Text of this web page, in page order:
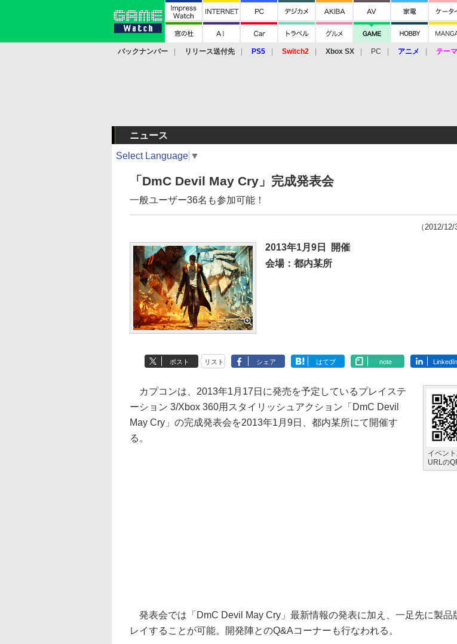
バックナンバー リリース送付先 PS5 Switch2 Xbox SX PC アニメ テー
ニュース
Select Language ▼
「DmC Devil May Cry」完成発表会
一般ユーザー36名も参加可能！
（2012/12/
2013年1月9日
開催
会場：都内某所
ポスト リスト シェア はてブ note LinkedIn
イベン
URLの
カプコンは、2013年1月17日に発売を予定しているプレイステ
ーション 3/Xbox 360用スタイリッシュアクション「DmC Devil
May Cry」の完成発表会を2013年1月9日、都内某所にて開催す
る。
発表会では「DmC Devil May Cry」最新情報の発表に加え、一足先に製品
レイすることが可能。開発陣とのQ&Aコーナーも行なわれる。